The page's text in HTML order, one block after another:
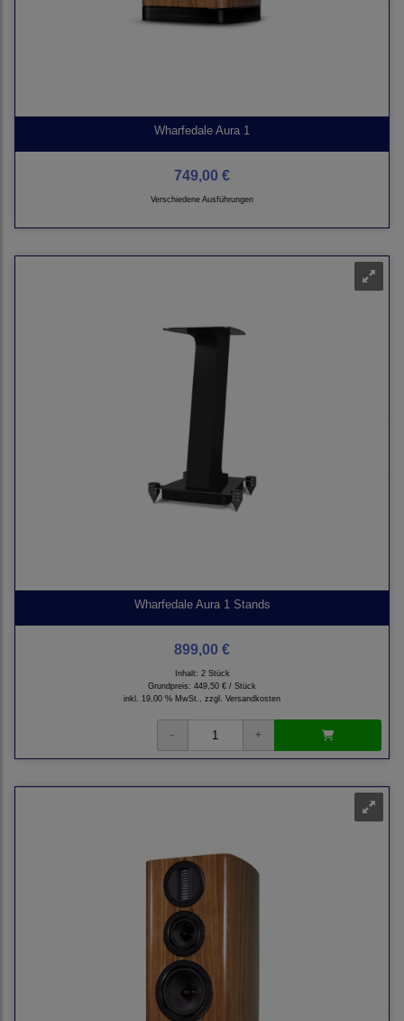
Wharfedale Aura 1
749,00 €
Verschiedene Ausführungen
Wharfedale Aura 1 Stands
899,00 €
Inhalt: 2 Stück
Grundpreis: 449,50 € / Stück
inkl. 19,00 % MwSt., zzgl. Versandkosten